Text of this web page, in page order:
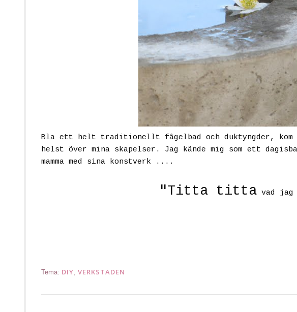
Bla ett helt traditionellt fågelbad och duktyngder, kom
helst över mina skapelser. Jag kände mig som ett
mamma med sina konstverk ....
"Titta tittavad jag
Tema: DIY, VERKSTADEN